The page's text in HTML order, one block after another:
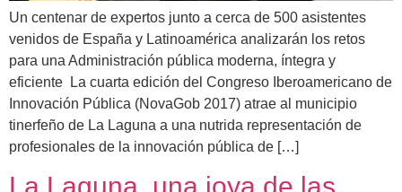
Un centenar de expertos junto a cerca de 500 asistentes
venidos de España y Latinoamérica analizarán los retos
para una Administración pública moderna, íntegra y
eficiente La cuarta edición del Congreso Iberoamericano de
Innovación Pública (NovaGob 2017) atrae al municipio
tinerfeño de La Laguna a una nutrida representación de
profesionales de la innovación pública de […]